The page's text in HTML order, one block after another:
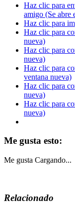
Haz clic para
amigo (Se abre
Haz clic para
Haz clic para
nueva)
Haz clic para
nueva)
Haz clic para
ventana nueva)
Haz clic para
nueva)
Haz clic para
nueva)
Me gusta esto:
Me gusta Cargando...
Relacionado